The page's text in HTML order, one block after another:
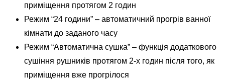
приміщення протягом 2 годин
Режим “24 години” – автоматичний прогрів ванної
кімнати до заданого часу
Режим “Автоматична сушка” – функція додаткового
сушіння рушників протягом 2-х годин після того, як
приміщення вже прогрілося